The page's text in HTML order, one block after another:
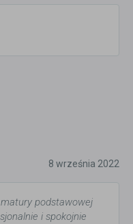
8 września 2022
podstawowej
i spokojnie